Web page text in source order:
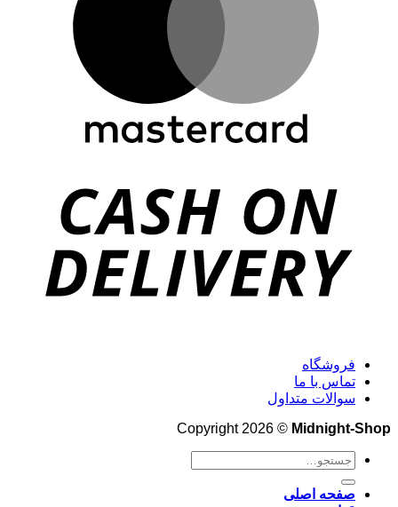
فروشگاه
تماس با ما
سوالات متداول
Copyright 2026 © Midnight-Shop
جستجو
صفحه اصلی